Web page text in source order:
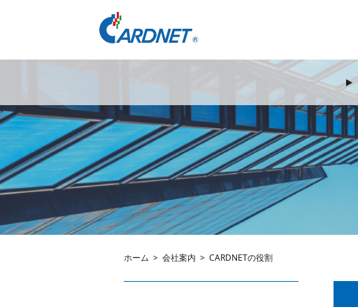
ホーム 会社案内 CARDNETの役割